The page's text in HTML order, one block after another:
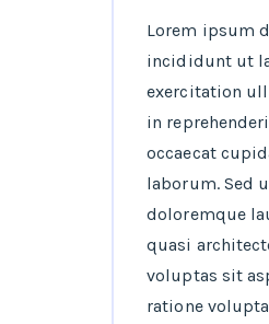
Lorem ipsum
incididunt ut
exercitation
in
occaecat
laborum. Sed
doloremque
quasi
voluptas sit
ratione